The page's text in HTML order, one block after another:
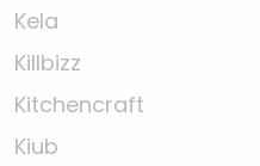
Kela
Killbizz
Kitchencraft
Kiub